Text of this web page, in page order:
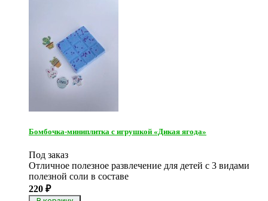
Бомбочка-миниплитка с игрушкой «Дикая ягода»
Под заказ
Отличное полезное развлечение для детей с 3 видами
полезной соли в составе
220 ₽